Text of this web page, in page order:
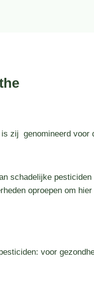
zij genomineerd voor
schadelijke
oproepen om
voor